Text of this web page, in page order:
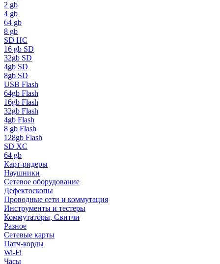
2 gb
4 gb
64 gb
8 gb
SD HC
16 gb SD
32gb SD
4gb SD
8gb SD
USB Flash
64gb Flash
16gb Flash
32gb Flash
4gb Flash
8 gb Flash
128gb Flash
SD XC
64 gb
Карт-ридеры
Наушники
Сетевое оборудование
Дефектоскопы
Проводные сети и коммутация
Инструменты и тестеры
Коммутаторы, Свитчи
Разное
Сетевые карты
Патч-корды
Wi-Fi
Часы